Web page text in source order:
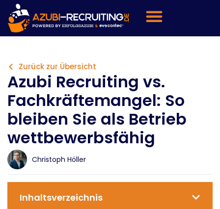
Zurück zur Übersicht
Azubi Recruiting vs.
Fachkräftemangel: So
bleiben Sie als Betrieb
wettbewerbsfähig
Christoph Höller
Inhaltsverzeichnis